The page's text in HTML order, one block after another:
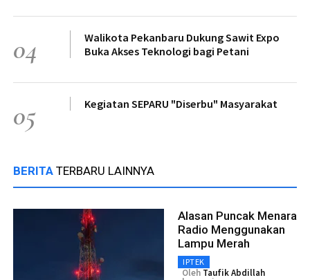
04
Walikota Pekanbaru Dukung Sawit Expo
Buka Akses Teknologi bagi Petani
05 Kegiatan SEPARU "Diserbu" Masyarakat
BERITA TERBARU LAINNYA
Alasan Puncak Menara
Radio Menggunakan
Lampu Merah
IPTEK
Oleh Taufik Abdillah